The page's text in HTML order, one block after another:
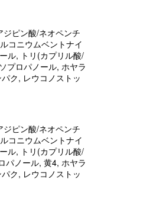
ピン酸/ネオペンチ
コニウムベントナイ
ル, トリ(カプリル酸/
プロパノール, ホヤラ
ク, レウコノストッ
ピン酸/ネオペンチ
コニウムベントナイ
ル, トリ(カプリル酸/
パノール, 黄4, ホヤラ
ク, レウコノストッ